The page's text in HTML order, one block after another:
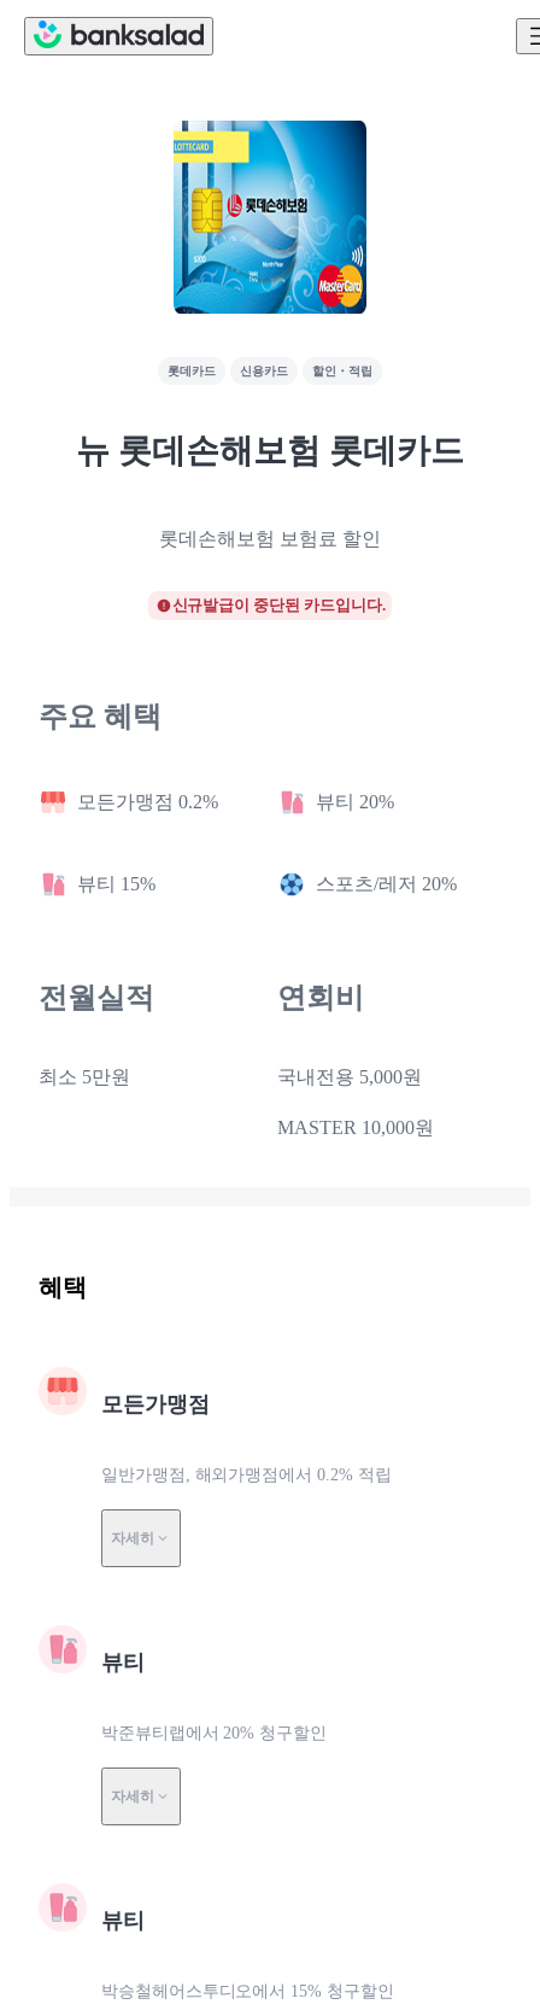
롯데카드 신용카드 할인・적립
뉴 롯데손해보험 롯데카드
롯데손해보험 보험료 할인
신규발급이 중단된 카드입니다.
주요 혜택
모든가맹점 0.2% 뷰티 20%
뷰티 15% 스포츠/레저 20%
전월실적
최소 5만원
연회비
국내전용 5,000원
MASTER 10,000원
혜택
모든가맹점
일반가맹점, 해외가맹점에서 0.2% 적립
자세히
뷰티
박준뷰티랩에서 20% 청구할인
자세히
뷰티
박승철헤어스투디오에서 15% 청구할인